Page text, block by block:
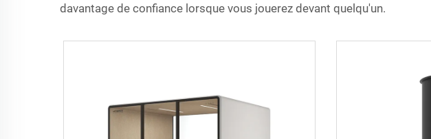
davantage de confiance lorsque vous jouerez devant quelqu'un.